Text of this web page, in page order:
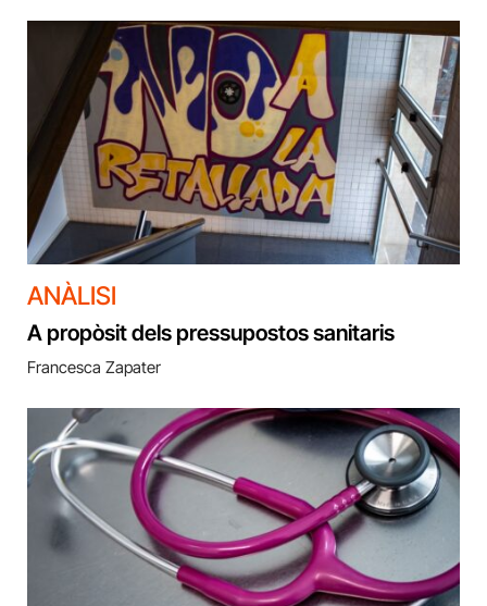
ANÀLISI
A propòsit dels pressupostos sanitaris
Francesca Zapater